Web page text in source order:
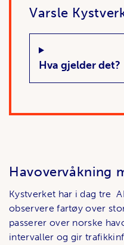
Varsle
Hva gjelder det?
Havovervåkning
Kystverket har i dag tre
observere fartøy over
passerer over norske
intervaller og gir